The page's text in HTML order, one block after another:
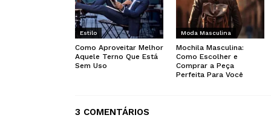
Estilo
Como Aproveitar Melhor
Aquele Terno Que Está
Sem Uso
Moda Masculina
Mochila Masculina:
Como Escolher e
Comprar a Peça
Perfeita Para Você
3 COMENTÁRIOS